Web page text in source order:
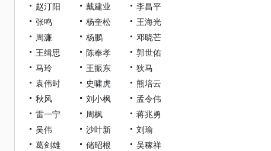
赵汀阳
戴建业
李昌平
张鸣
杨奎松
王海光
周濂
杨鹏
邓晓芒
王缉思
陈奉孝
郭世佑
马玲
王振东
狄马
袁伟时
史啸虎
熊培云
秋风
刘小枫
孟令伟
雷一宁
周枫
蒋兆勇
吴伟
沙叶新
刘瑜
葛剑雄
储昭根
吴稼祥